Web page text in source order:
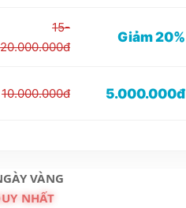
15-
20.000.000đ
Giảm 20%
10.000.000đ 5.000.000đ
VÀNG
NHẤT